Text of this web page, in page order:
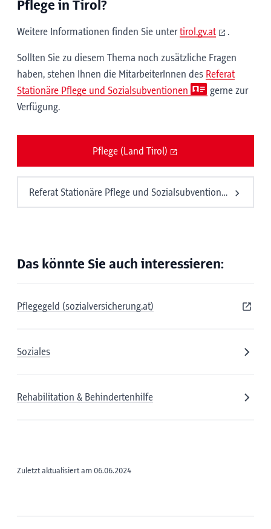
Pflege in Tirol?
Weitere Informationen finden Sie untertirol.gv.at .
Sollten Sie zu diesem Thema noch zusätzliche Fragen
haben, stehen Ihnen die MitarbeiterInnen des Referat
Stationäre Pflege und Sozialsubventionen
gerne zur
Verfügung.
Pflege (Land Tirol)
Referat Stationäre Pflege und Sozialsubventionen
Das könnte Sie auch interessieren:
Pflegegeld (sozialversicherung.at)
Soziales
Rehabilitation & Behindertenhilfe
Zuletzt aktualisiert am 06.06.2024